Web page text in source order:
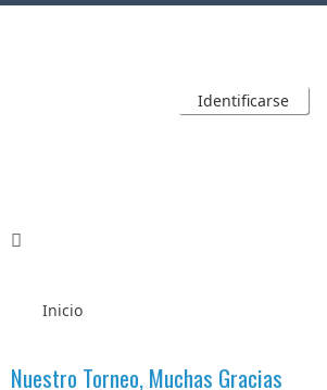
Identificarse
Inicio
Nuestro Torneo, Muchas Gracias